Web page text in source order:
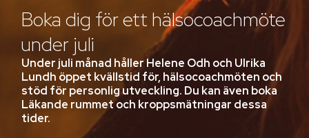
Boka dig för ett hälsocoachmöte
under juli
Under juli månad håller Helene Odh och Ulrika
Lundh öppet kvällstid för, hälsocoachmöten och
stöd för personlig utveckling. Du kan även boka
Läkande rummet och kroppsmätningar dessa
tider.